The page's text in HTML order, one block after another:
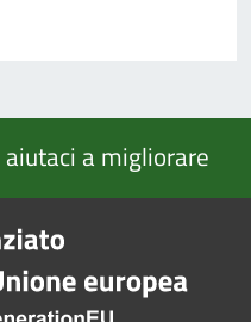
a migliorare